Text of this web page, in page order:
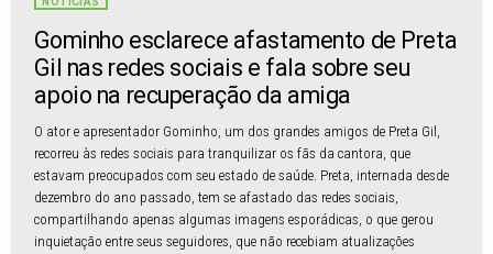
Gominho esclarece afastamento de Preta
Gil nas redes sociais e fala sobre seu
apoio na recuperação da amiga
O ator e apresentador Gominho, um dos grandes amigos de Preta Gil,
recorreu às redes sociais para tranquilizar os fãs da cantora, que
estavam preocupados com seu estado de saúde. Preta, internada desde
dezembro do ano passado, tem se afastado das redes sociais,
compartilhando apenas algumas imagens esporádicas, o que gerou
inquietação entre seus seguidores, que não recebiam atualizações